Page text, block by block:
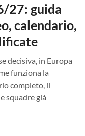
27: guida
calendario,
decisiva, in Europa
funziona la
completo, il
squadre già